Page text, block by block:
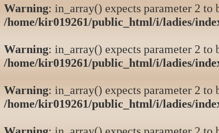
Warning: in_array() expects parameter 2 to
/home/kir019261/public_html/i/ladies/
Warning: in_array() expects parameter 2 to
/home/kir019261/public_html/i/ladies/
Warning: in_array() expects parameter 2 to
/home/kir019261/public_html/i/ladies/